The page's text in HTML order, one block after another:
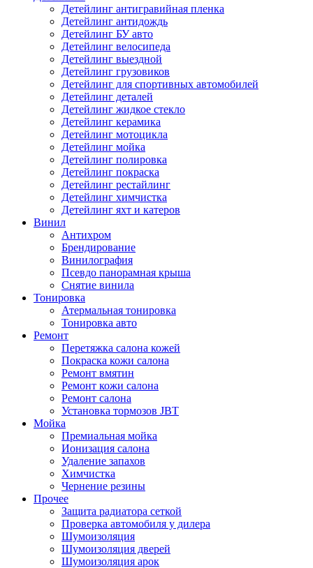
Детейлинг антигравийная пленка
Детейлинг антидождь
Детейлинг БУ авто
Детейлинг велосипеда
Детейлинг выездной
Детейлинг грузовиков
Детейлинг для спортивных автомобилей
Детейлинг деталей
Детейлинг жидкое стекло
Детейлинг керамика
Детейлинг мотоцикла
Детейлинг мойка
Детейлинг полировка
Детейлинг покраска
Детейлинг рестайлинг
Детейлинг химчистка
Детейлинг яхт и катеров
Винил
Антихром
Брендирование
Винилография
Псевдо панорамная крыша
Снятие винила
Тонировка
Атермальная тонировка
Тонировка авто
Ремонт
Перетяжка салона кожей
Покраска кожи салона
Ремонт вмятин
Ремонт кожи салона
Ремонт салона
Установка тормозов JBT
Мойка
Премиальная мойка
Ионизация салона
Удаление запахов
Химчистка
Чернение резины
Прочее
Защита радиатора сеткой
Проверка автомобиля у дилера
Шумоизоляция
Шумоизоляция дверей
Шумоизоляция арок